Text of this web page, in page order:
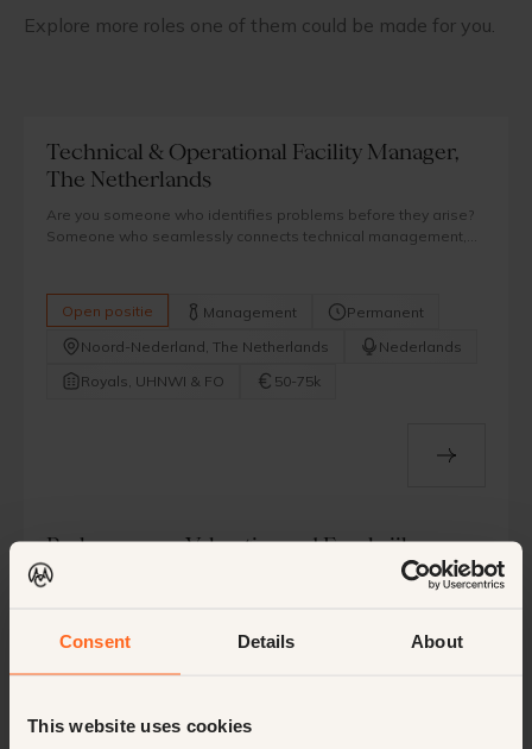
Consent Details About
This website uses cookies
Explore more roles one of them could be made for you.
Technical & Operational Facility Manager,
The Netherlands
Are you someone who identifies problems before they arise?
Someone who seamlessly connects technical management,
fundamental?
Open positie Management
Permanent
Noord-Nederland, The Netherlands
Nederlands
Royals, UHNWI & FO
50-75k
Parkmanager, Vakantieoord Frankrijk
Vive La France! Dus je wilt een ondernemende manager
Open positie